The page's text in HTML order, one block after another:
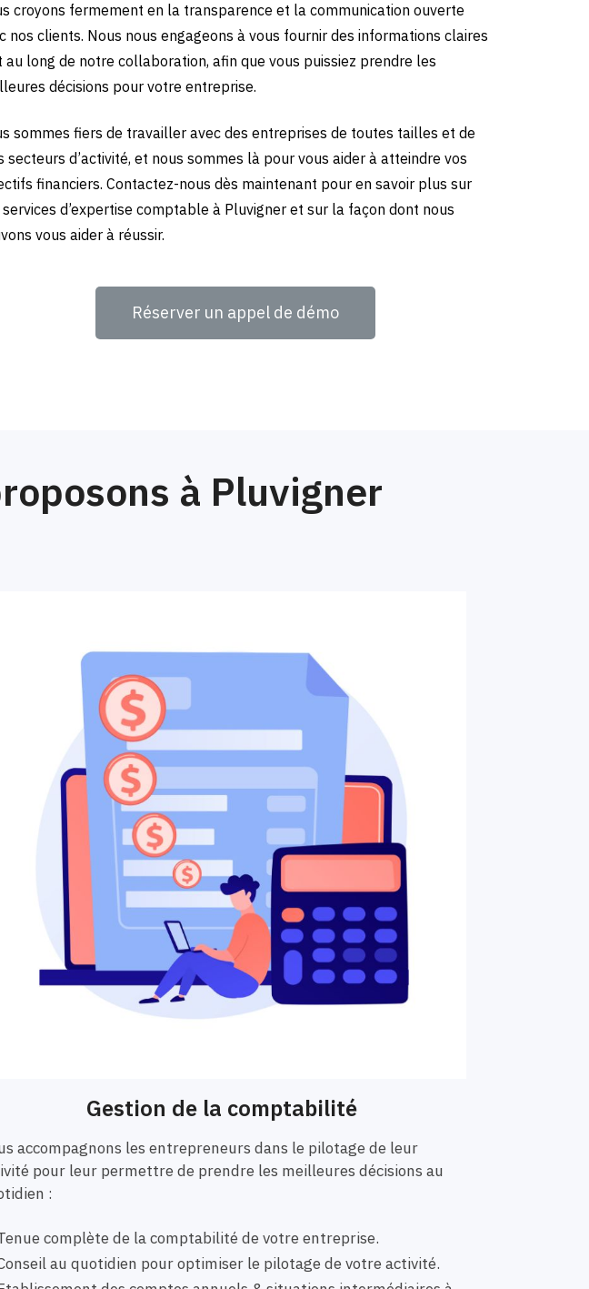
croyons fermement en la transparence et la communication ouverte
nos clients. Nous nous engageons à vous fournir des informations claires
au long de notre collaboration, afin que vous puissiez prendre les
décisions pour votre entreprise.
sommes fiers de travailler avec des entreprises de toutes tailles et de
secteurs d’activité, et nous sommes là pour vous aider à atteindre vos
financiers. Contactez-nous dès maintenant pour en savoir plus sur
services d’expertise comptable à Pluvigner et sur la façon dont nous
vous aider à réussir.
Réserver un appel de démo
à Pluvigner
Gestion de la comptabilité
accompagnons les entrepreneurs dans le pilotage de leur
pour leur permettre de prendre les meilleures décisions au
:
complète de la comptabilité de votre entreprise.
au quotidien pour optimiser le pilotage de votre activité.